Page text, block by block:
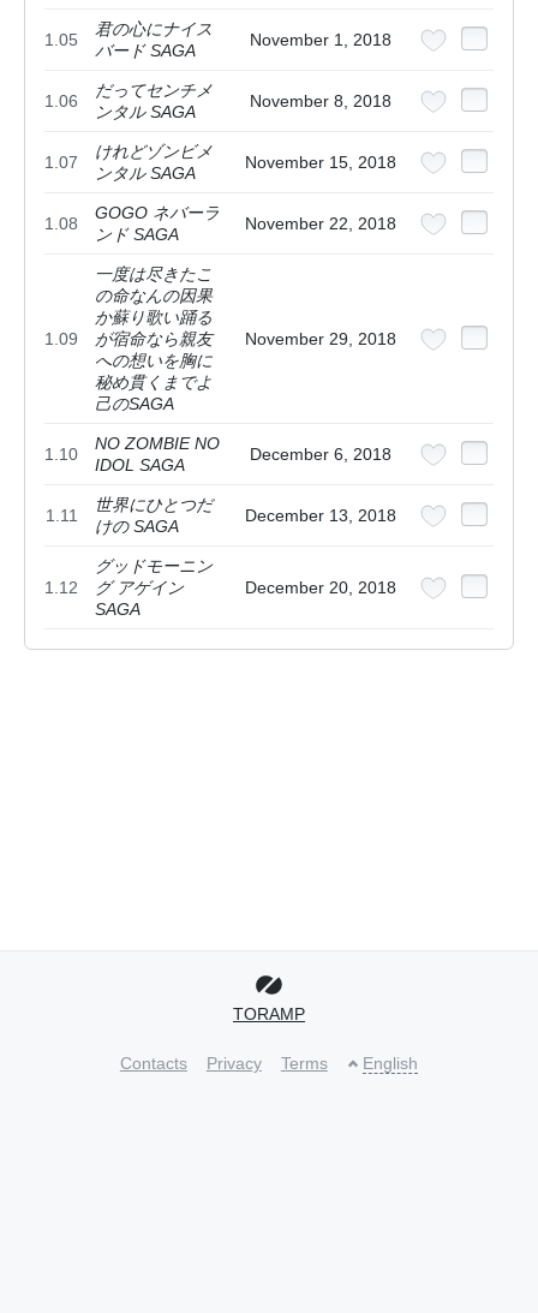
1.05
君の心にナイス
バード SAGA
November 1, 2018
1.06
だってセンチメ
ンタル SAGA
November 8, 2018
1.07
けれどゾンビメ
ンタル SAGA
November 15, 2018
1.08
GOGO ネバーラ
ンド SAGA
November 22, 2018
1.09
一度は尽きたこ
の命​なんの因果
か蘇り​歌い踊る
が宿命なら​親友
への想いを胸に
秘め​貫くまでよ
己のSAGA
November 29, 2018
1.10
NO ZOMBIE NO
IDOL SAGA
December 6, 2018
1.11
世界にひとつだ
けの SAGA
December 13, 2018
1.12
グッドモーニン
グ アゲイン
SAGA
December 20, 2018
TORAMP
Contacts Privacy Terms English